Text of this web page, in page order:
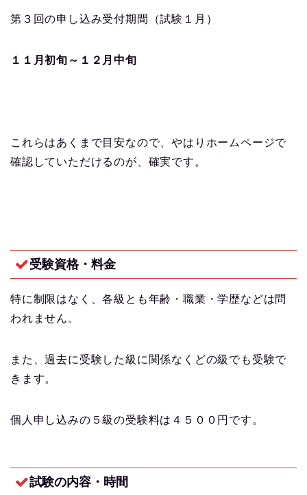
第３回の申し込み受付期間（試験１月）
１１月初旬～１２月中旬
これらはあくまで目安なので、やはりホームページで
確認していただけるのが、確実です。
受験資格・料金
特に制限はなく、各級とも年齢・職業・学歴などは問
われません。
また、過去に受験した級に関係なくどの級でも受験で
きます。
個人申し込みの５級の受験料は４５００円です。
試験の内容・時間